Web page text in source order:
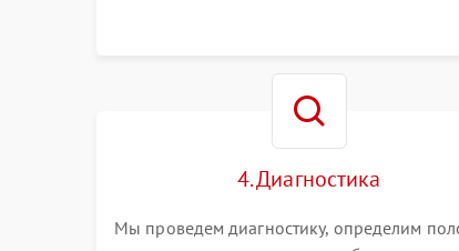
4. Диагностика
Мы проведем диагностику, определим